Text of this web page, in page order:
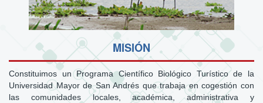
MISIÓN
Constituimos un Programa Científico Biológico Turístico de la
Universidad Mayor de San Andrés que trabaja en cogestión con
las comunidades locales, académica, administrativa y